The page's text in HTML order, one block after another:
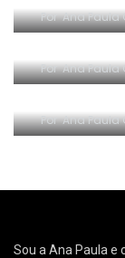
PorAna
RESENHA
PorAna
RESENHA
PorAna
Sou a Ana Paula e